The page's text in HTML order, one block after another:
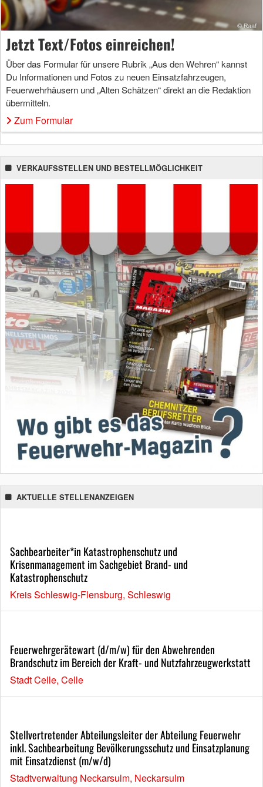
Jetzt Text/Fotos einreichen!
Über das Formular für unsere Rubrik „Aus den Wehren“ kannst
Du Informationen und Fotos zu neuen Einsatzfahrzeugen,
Feuerwehrhäusern und „Alten Schätzen“ direkt an die Redaktion
übermitteln.
Zum Formular
VERKAUFSSTELLEN UND BESTELLMÖGLICHKEIT
AKTUELLE STELLENANZEIGEN
Sachbearbeiter*in Katastrophenschutz und
Krisenmanagement im Sachgebiet Brand- und
Katastrophenschutz
Kreis Schleswig-Flensburg, Schleswig
Feuerwehrgerätewart (d/m/w) für den Abwehrenden
Brandschutz im Bereich der Kraft- und Nutzfahrzeugwerkstatt
Stadt Celle, Celle
Stellvertretender Abteilungsleiter der Abteilung Feuerwehr
inkl. Sachbearbeitung Bevölkerungsschutz und Einsatzplanung
mit Einsatzdienst (m/w/d)
Stadtverwaltung Neckarsulm, Neckarsulm